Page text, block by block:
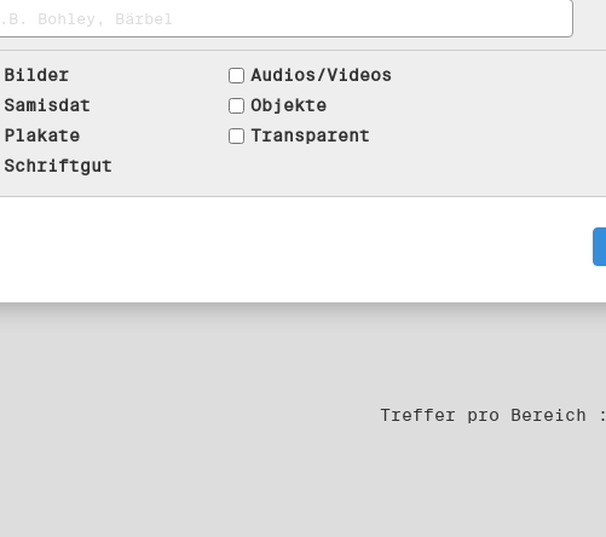
Bilder
Samisdat
Plakate
Schriftgut
Audios/Videos
Objekte
Transparent
Treffer pro Bereich :